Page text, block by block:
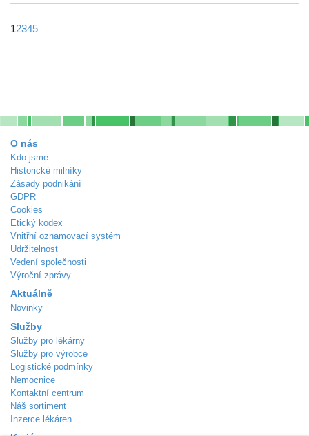
12345
O nás
Kdo jsme
Historické milníky
Zásady podnikání
GDPR
Cookies
Etický kodex
Vnitřní oznamovací systém
Udržitelnost
Vedení společnosti
Výroční zprávy
Aktuálně
Novinky
Služby
Služby pro lékárny
Služby pro výrobce
Logistické podmínky
Nemocnice
Kontaktní centrum
Náš sortiment
Inzerce lékáren